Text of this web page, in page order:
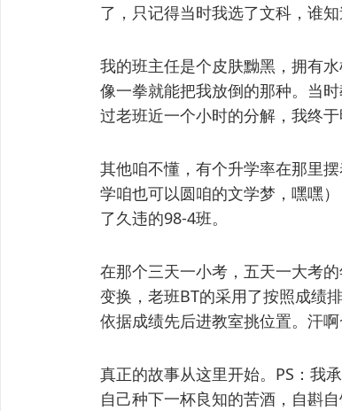
了，只记得当时我选了文科，谁
我的班主任是个皮肤黝黑，拥有
像一拳就能把我放倒的那种。当
过老班近一个小时的分解，我终
其他咱不懂，有个升学率在那里
学咱也可以圆咱的文学梦，嘿嘿
了久违的98-4班。
在那个三天一小考，五天一大考
变换，老班BT的采用了按照成绩
依据成绩先后进教室挑位置。汗
真正的故事从这里开始。PS：我
自己种下一杯良知的苦酒，自斟